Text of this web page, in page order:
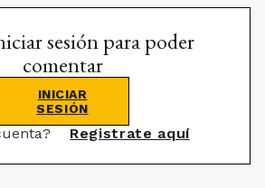
sesión para poder
comentar
INICIAR
SESIÓN
Registrate aquí